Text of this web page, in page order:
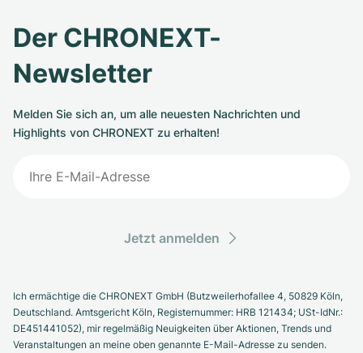
Der CHRONEXT-
Newsletter
Melden Sie sich an, um alle neuesten Nachrichten und
Highlights von CHRONEXT zu erhalten!
Jetzt anmelden
Ich ermächtige die CHRONEXT GmbH (Butzweilerhofallee 4, 50829 Köln,
Deutschland. Amtsgericht Köln, Registernummer: HRB 121434; USt-IdNr.:
DE451441052), mir regelmäßig Neuigkeiten über Aktionen, Trends und
Veranstaltungen an meine oben genannte E-Mail-Adresse zu senden.